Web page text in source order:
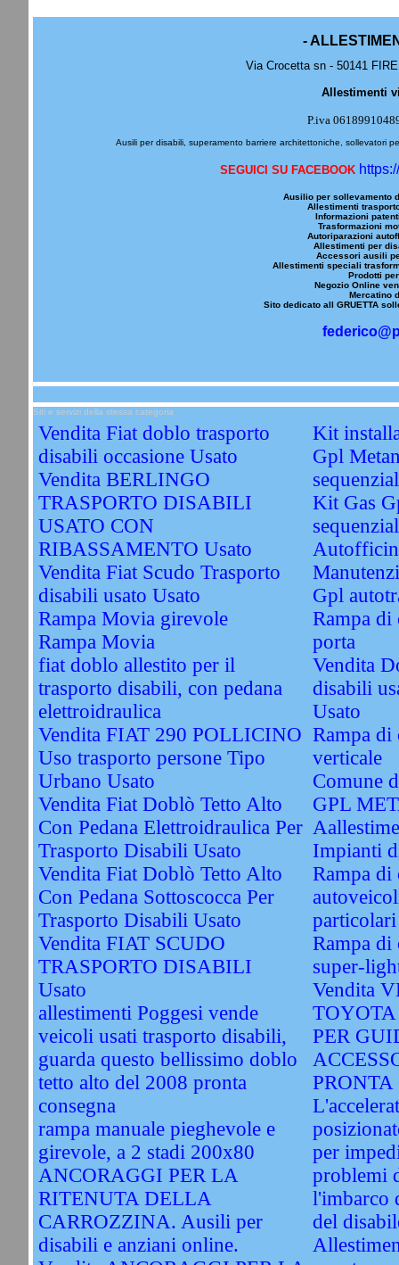
-
Via Crocetta sn - 50141
Allestimenti
P.iva
Ausili per disabili, superamento barriere architettoniche, sollevatori
SEGUICI SU FACEBOOK
Ausilio per sollevamento
Allestimenti
Informazioni
Trasformazioni
Autoriparazioni
Allestimenti per
Accessori ausili
Allestimenti speciali
Prodotti
Negozio Online
Mercatino
Sito dedicato all GRUETTA
Siti e servizi della stessa categoria
Vendita Fiat doblo trasporto
disabili occasione Usato
Vendita BERLINGO
TRASPORTO DISABILI
USATO CON
RIBASSAMENTO Usato
Vendita Fiat Scudo Trasporto
disabili usato Usato
Rampa Movia girevole
Rampa Movia
fiat doblo allestito per il
trasporto disabili, con pedana
elettroidraulica
Vendita FIAT 290 POLLICINO
Uso trasporto persone Tipo
Urbano Usato
Vendita Fiat Doblò Tetto Alto
Con Pedana Elettroidraulica Per
Trasporto Disabili Usato
Vendita Fiat Doblò Tetto Alto
Con Pedana Sottoscocca Per
Trasporto Disabili Usato
Vendita FIAT SCUDO
TRASPORTO DISABILI
Usato
allestimenti Poggesi vende
veicoli usati trasporto disabili,
guarda questo bellissimo doblo
tetto alto del 2008 pronta
consegna
rampa manuale pieghevole e
girevole, a 2 stadi 200x80
ANCORAGGI PER LA
RITENUTA DELLA
CARROZZINA. Ausili per
disabili e anziani online.
Kit
Gpl
Kit Gas
Gpl
Rampa di
porta
Vendita
disabili
Usato
Rampa di
verticale
Comune
GPL
Impianti
Rampa di
particolari
Rampa di
super-
Vendita
PER
PRONTA
per
problemi
l'imbarco
del